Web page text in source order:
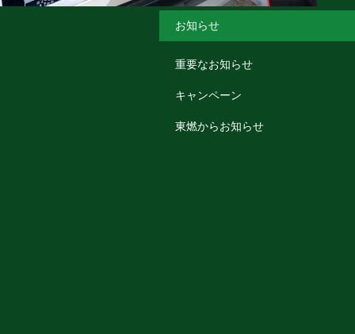
お知らせ
重要なお知らせ
キャンペーン
東燃からお知らせ